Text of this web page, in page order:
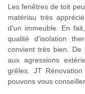
Les fenêtres de toit
matériau très
d'un immeuble. En
qualité d'isolation
convient très bien. De
aux agressions
grêles. JT
pouvons vous